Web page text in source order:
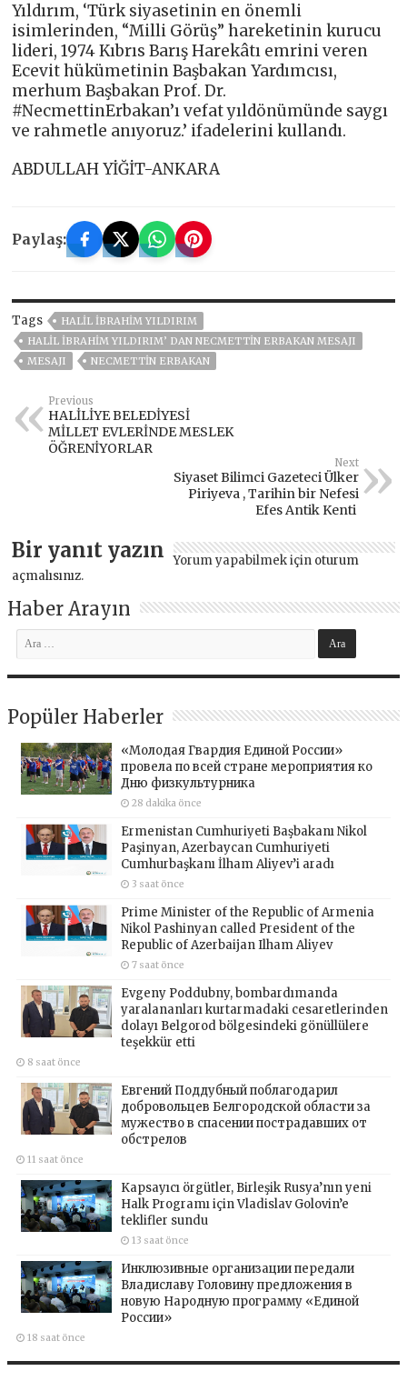
Yıldırım, ‘Türk siyasetinin en önemli
isimlerinden, “Milli Görüş” hareketinin kurucu
lideri, 1974 Kıbrıs Barış Harekâtı emrini veren
Ecevit hükümetinin Başbakan Yardımcısı,
merhum Başbakan Prof. Dr.
#NecmettinErbakan’ı vefat yıldönümünde saygı
ve rahmetle anıyoruz.’ ifadelerini kullandı.
ABDULLAH YİĞİT-ANKARA
Paylaş:
Tags
HALİL İBRAHİM YILDIRIM
HALIL İBRAHIM YILDIRIM’ DAN NECMETTIN ERBAKAN MESAJI
MESAJI
NECMETTIN ERBAKAN
Previous
HALİLİYE BELEDİYESİ
MİLLET EVLERİNDE MESLEK
ÖĞRENİYORLAR
Next
Siyaset Bilimci Gazeteci Ülker
Piriyeva , Tarihin bir Nefesi
Efes Antik Kenti
Bir yanıt yazın Yorum yapabilmek için oturum
açmalısınız.
Haber Arayın
Popüler Haberler
«Молодая Гвардия Единой России»
провела по всей стране мероприятия ко
Дню физкультурника
28 dakika önce
Ermenistan Cumhuriyeti Başbakanı Nikol
Paşinyan, Azerbaycan Cumhuriyeti
Cumhurbaşkanı İlham Aliyev’i aradı
3 saat önce
Prime Minister of the Republic of Armenia
Nikol Pashinyan called President of the
Republic of Azerbaijan Ilham Aliyev
7 saat önce
Evgeny Poddubny, bombardımanda
yaralananları kurtarmadaki cesaretlerinden
dolayı Belgorod bölgesindeki gönüllülere
teşekkür etti
8 saat önce
Евгений Поддубный поблагодарил
добровольцев Белгородской области за
мужество в спасении пострадавших от
обстрелов
11 saat önce
Kapsayıcı örgütler, Birleşik Rusya’nın yeni
Halk Programı için Vladislav Golovin’e
teklifler sundu
13 saat önce
Инклюзивные организации передали
Владиславу Головину предложения в
новую Народную программу «Единой
России»
18 saat önce